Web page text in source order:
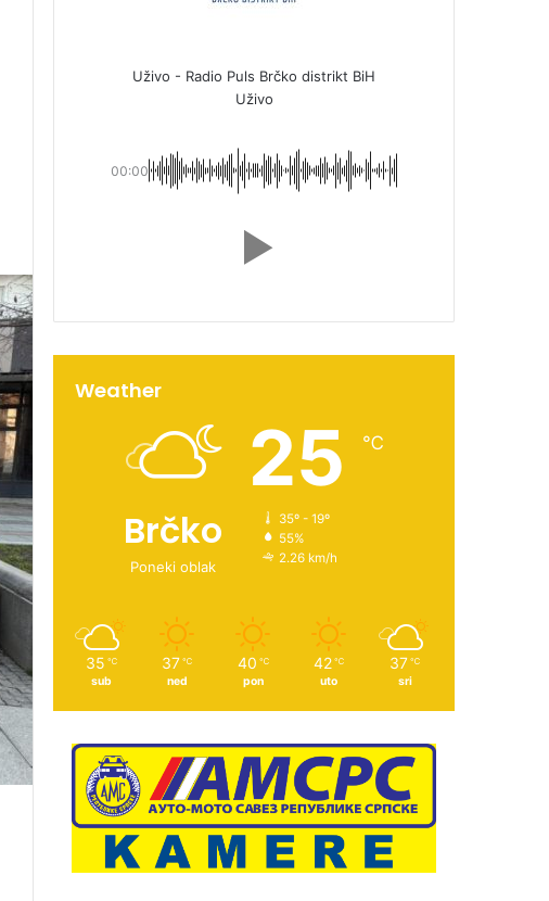
Uživo - Radio Puls Brčko distrikt BiH
Uživo
00:00
Weather
Brčko
Poneki oblak
25 ℃
35º - 19º
55%
2.26 km/h
35 ℃
sub
37 ℃
ned
40 ℃
pon
42 ℃
uto
37 ℃
sri